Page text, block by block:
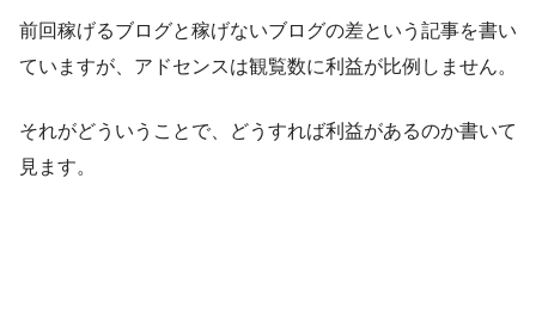
前回稼げるブログと稼げないブログの差という記事を書い
ていますが、アドセンスは観覧数に利益が比例しません。
それがどういうことで、どうすれば利益があるのか書いて
見ます。